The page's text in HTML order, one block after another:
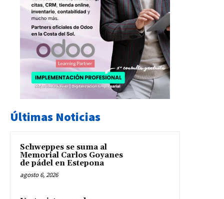
Últimas Noticias
Schweppes se suma al
Memorial Carlos Goyanes
de pádel en Estepona
agosto 6, 2026